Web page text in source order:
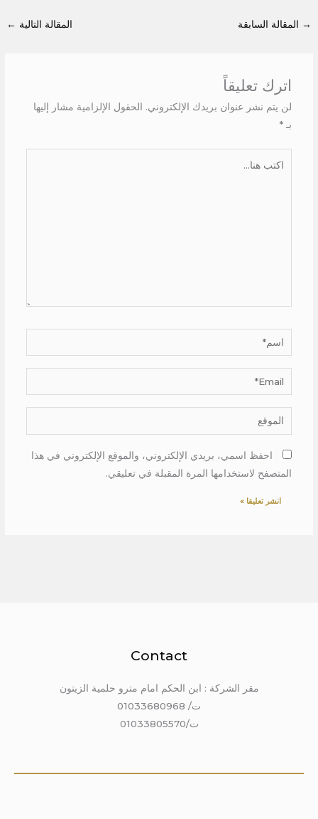
→ المقالة السابقة المقالة التالية ←
اترك تعليقاً
لن يتم نشر عنوان بريدك الإلكتروني. الحقول الإلزامية مشار إليها
بـ *
اسم*
Email*
الموقع
احفظ اسمي، بريدي الإلكتروني، والموقع الإلكتروني في هذا
المتصفح لاستخدامها المرة المقبلة في تعليقي.
Contact
مقر الشركة : ابن الحكم امام مترو حلمية الزيتون
ت/ 01033680968
ت/01033805570